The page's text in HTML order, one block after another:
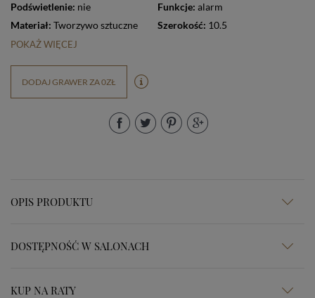
Podświetlenie: nie Funkcje: alarm
Materiał: Tworzywo sztuczne Szerokość: 10.5
POKAŻ WIĘCEJ
DODAJ GRAWER ZA 0ZŁ
OPIS PRODUKTU
DOSTĘPNOŚĆ W SALONACH
KUP NA RATY